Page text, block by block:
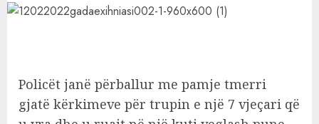
Policët janë përballur me pamje tmerri
gjatë kërkimeve për trupin e një 7 vjeçari që